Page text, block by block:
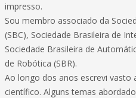
impresso.
Sou membro associado da
(SBC), Sociedade Brasileira de
Sociedade Brasileira de
de Robótica (SBR).
Ao longo dos anos escrevi vasto
científico. Alguns temas